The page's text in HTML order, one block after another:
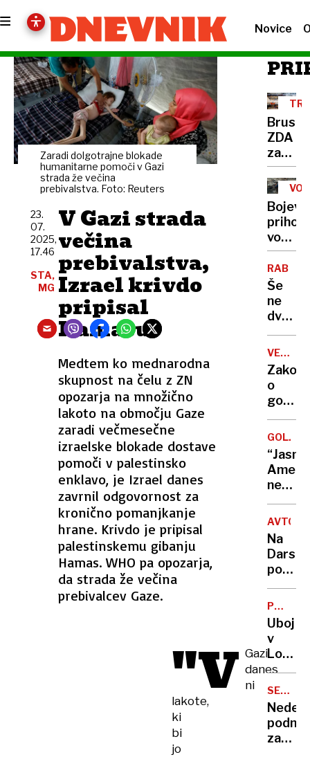
Novice
Zaradi dolgotrajne blokade
humanitarne pomoči v Gazi
strada že večina
prebivalstva. Foto: Reuters
V Gazi strada
večina
prebivalstva,
Izrael krivdo
pripisal
Hamasu
Medtem ko mednarodna
skupnost na čelu z ZN
opozarja na množično
lakoto na območju Gaze
zaradi večmesečne
izraelske blokade dostave
pomoči v palestinsko
enklavo, je Izrael danes
zavrnil odgovornost za
kronično pomanjkanje
hrane. Krivdo je pripisal
palestinskemu gibanju
Hamas. WHO pa opozarja,
da strada že večina
prebivalcev Gaze.
23.
07.
2025,
17.46
STA,
MG
"V Gazi
danes
ni
lakote,
ki
bi
jo
Bruselj
ZDA
s
na
skoraj
sto
blaga
ščurki
in
tanki
RAB
Še
ne
deklica
iz
in z
padla
na
tla
VETO
SVETA
Zakon
o
bo
kot
edini
do
jeseni
iščejo
že
Na
Darsu
kako
bodo
dela
na
V
TEKU
Uboj
v
na
45-
letnica
naj
bi
KOREJA
zavira